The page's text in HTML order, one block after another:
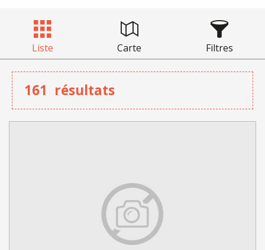
Liste Carte Filtres
161 résultats